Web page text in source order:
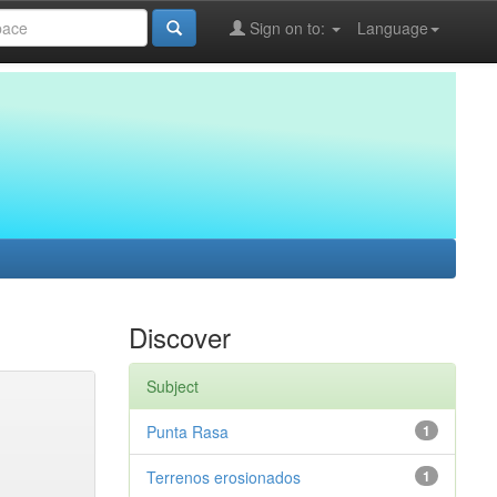
Language
Sign on to:
Discover
Subject
1
Punta Rasa
1
Terrenos erosionados